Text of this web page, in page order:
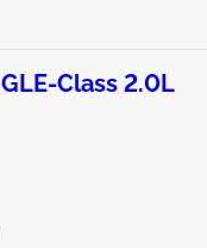
Class 2.0L